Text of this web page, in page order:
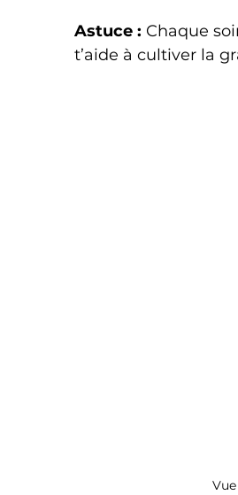
Astuce : Chaque
t’aide à cultiver la